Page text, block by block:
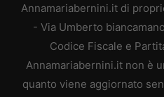
Annamariabernini.it di
- Via Umberto
Codice Fiscale e
Annamariabernini.it non è
quanto viene aggiornato